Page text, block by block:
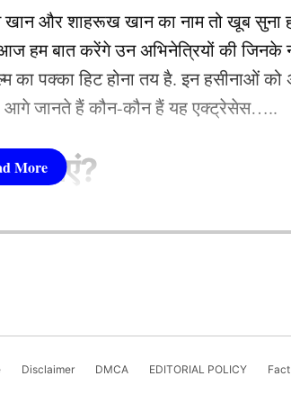
RGfENDYvFP
संहिता में किए गए बदलाव अहम हैं। जो इस
किसी भी तरह के खराब व्यवहार या गलत
को डिमेरिट प्वाइंट भी मिलेंगे। जो प्रतिबंध
करेंगे निर्णय
और शाहरूख खान का नाम तो खूब सुना
हम बात करेंगे उन अभिनेत्रियों की जिनके
का पक्का हिट होना तय है. इन हसीनाओं को
आगे जानते हैं कौन-कौन हैं यह एक्ट्रेसेस…..
Padukone)
Disclaimer DMCA EDITORIAL POLICY